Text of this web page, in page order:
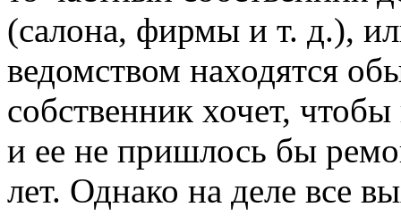
(салона, фирмы и т. д.),
ведомством находятся
собственник хочет,
и ее не пришлось бы
лет. Однако на деле все